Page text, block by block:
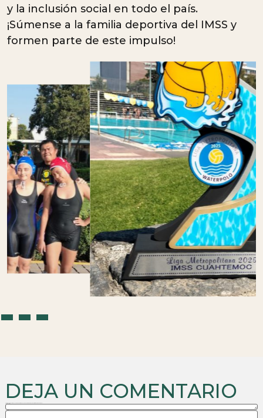
y la inclusión social en todo el país.
¡Súmense a la familia deportiva del IMSS y
formen parte de este impulso!
UNIDAD DEPORTIVA
CUAUHTÉMOC
DEJA UN COMENTARIO